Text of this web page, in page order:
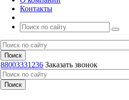
Контакты
88003331236 Заказать звонок